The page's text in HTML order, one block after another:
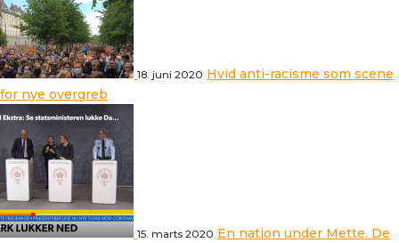
18. juni 2020 Hvid anti-racisme som scene
for nye overgreb
15. marts 2020 En nation under Mette. De